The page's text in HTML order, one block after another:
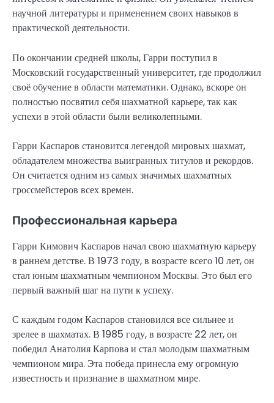
научной литературы и применением своих навыков в
практической деятельности.
По окончании средней школы, Гарри поступил в
Московский государственный университет, где продолжил
своё обучение в области математики. Однако, вскоре он
полностью посвятил себя шахматной карьере, так как
успехи в этой области были великолепными.
Гарри Каспаров становится легендой мировых шахмат,
обладателем множества выигранных титулов и рекордов.
Он считается одним из самых значимых шахматных
гроссмейстеров всех времен.
Профессиональная карьера
Гарри Кимович Каспаров начал свою шахматную карьеру
в раннем детстве. В 1973 году, в возрасте всего 10 лет, он
стал юным шахматным чемпионом Москвы. Это был его
первый важный шаг на пути к успеху.
С каждым годом Каспаров становился все сильнее и
зрелее в шахматах. В 1985 году, в возрасте 22 лет, он
победил Анатолия Карпова и стал молодым шахматным
чемпионом мира. Эта победа принесла ему огромную
известность и признание в шахматном мире.